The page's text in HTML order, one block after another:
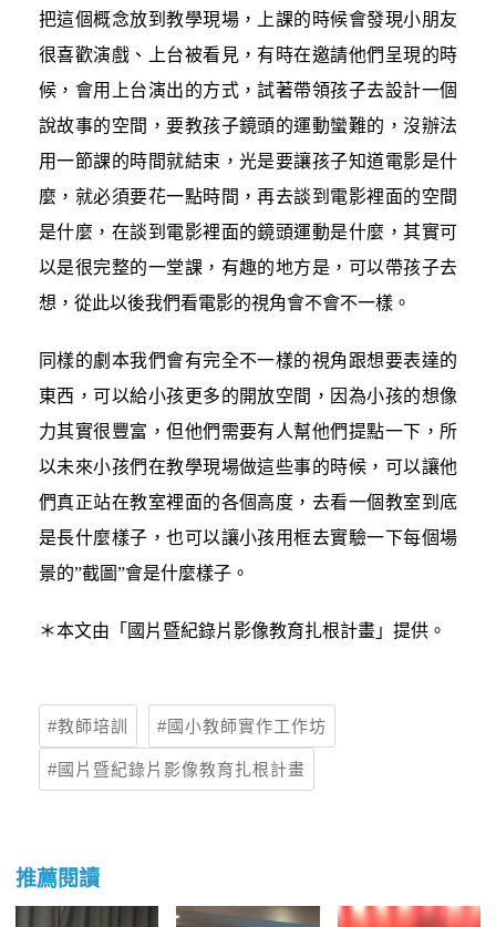
把這個概念放到教學現場，上課的時候會發現小朋友
很喜歡演戲、上台被看見，有時在邀請他們呈現的時
候，會用上台演出的方式，試著帶領孩子去設計一個
說故事的空間，要教孩子鏡頭的運動蠻難的，沒辦法
用一節課的時間就結束，光是要讓孩子知道電影是什
麼，就必須要花一點時間，再去談到電影裡面的空間
是什麼，在談到電影裡面的鏡頭運動是什麼，其實可
以是很完整的一堂課，有趣的地方是，可以帶孩子去
想，從此以後我們看電影的視角會不會不一樣。
同樣的劇本我們會有完全不一樣的視角跟想要表達的
東西，可以給小孩更多的開放空間，因為小孩的想像
力其實很豐富，但他們需要有人幫他們提點一下，所
以未來小孩們在教學現場做這些事的時候，可以讓他
們真正站在教室裡面的各個高度，去看一個教室到底
是長什麼樣子，也可以讓小孩用框去實驗一下每個場
景的”截圖”會是什麼樣子。
＊本文由「國片暨紀錄片影像教育扎根計畫」提供。
教師培訓 國小教師實作工作坊
國片暨紀錄片影像教育扎根計畫
推薦閱讀